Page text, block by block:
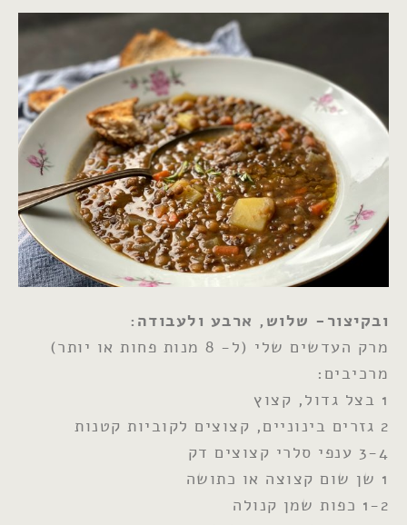
ובקיצור- שלוש, ארבע ולעבודה:
מרק העדשים שלי (ל- 8 מנות פחות או יותר)
מרכיבים:
3-4 ענפי סלרי קצוצים דק
1-2 כפות שמן קנולה